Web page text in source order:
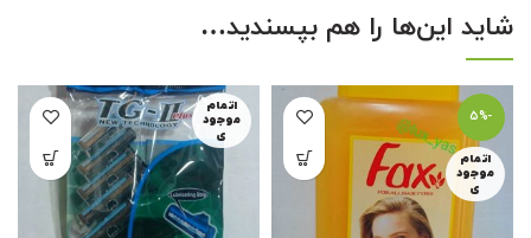
شاید این‌ها را هم بپسندید…
-5%
اتمام
موجود
ی
اتمام
موجود
ی